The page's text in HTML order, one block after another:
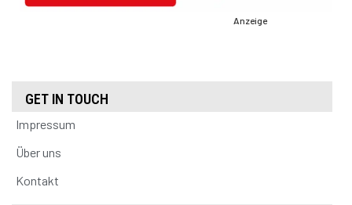
Anzeige
GET IN TOUCH
Impressum
Über uns
Kontakt